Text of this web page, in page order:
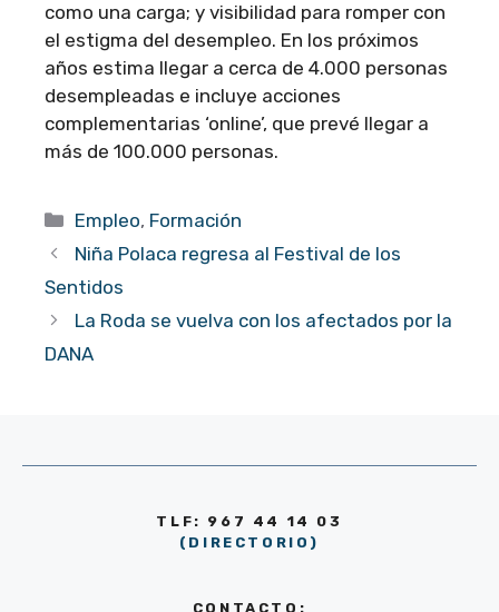
como una carga; y visibilidad para romper con
el estigma del desempleo. En los próximos
años estima llegar a cerca de 4.000 personas
desempleadas e incluye acciones
complementarias ‘online’, que prevé llegar a
más de 100.000 personas.
Categorías
Empleo, Formación
Niña Polaca regresa al Festival de los
Sentidos
La Roda se vuelva con los afectados por la
DANA
TLF: 967 44 14 03
(DIRECTORIO)
CONTACTO: